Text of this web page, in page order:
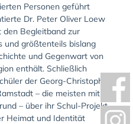
Personen geführt
Dr. Peter Oliver Loew
Begleitband zur
und größtenteils bislang
und Gegenwart von
enthält. Schließlich
der Georg-Christoph-
– die meisten mit
– über ihr Schul-Projekt,
Heimat und Identität